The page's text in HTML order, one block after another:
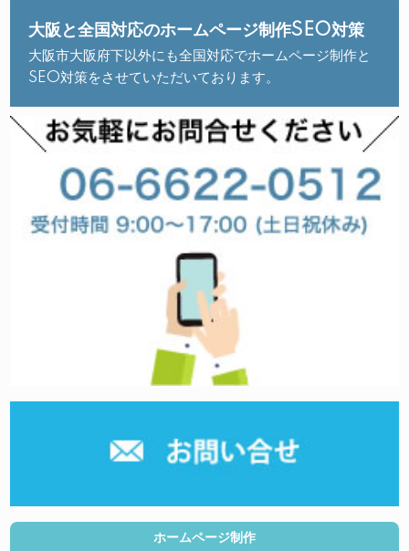
大阪と全国対応のホームページ制作SEO対策
大阪市大阪府下以外にも全国対応でホームページ制作と
SEO対策をさせていただいております。
ホームページ制作